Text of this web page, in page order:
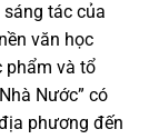
tác của
văn học
phẩm và tổ
Nước” có
phương đến